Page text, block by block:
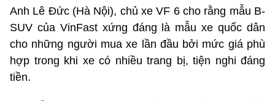
Anh Lê Đức (Hà Nội), chủ xe VF 6 cho rằng mẫu B-
SUV của VinFast xứng đáng là mẫu xe quốc dân
cho những người mua xe lần đầu bởi mức giá phù
hợp trong khi xe có nhiều trang bị, tiện nghi đáng
tiền.